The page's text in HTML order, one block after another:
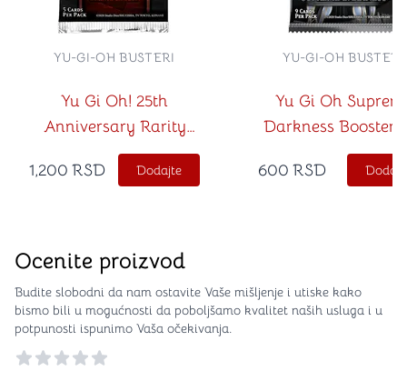
Yu Gi Oh! 25th
Anniversary Rarity
Collection Booster (1st
Edition)
YU-GI-OH BUSTERI
1,200 RSD Dodajte
Yu Gi Oh
Darkness Booster
Edition)
YU-GI-OH BUSTERI
600 RSD
Ocenite proizvod
Budite slobodni da nam ostavite Vaše mišljenje i utiske kako
bismo bili u mogućnosti da poboljšamo kvalitet naših usluga i u
potpunosti ispunimo Vaša očekivanja.
Reviews